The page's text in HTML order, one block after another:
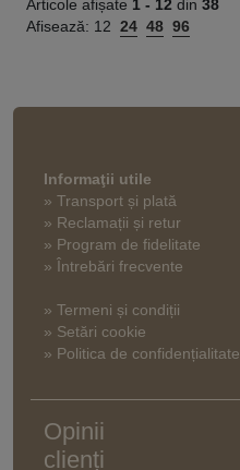
Articole afișate 1 - 12 din 38
Afisează: 12 24 48 96
Informaţii utile
» Transport și plată
» Reclamații și retur
» Program de fidelitate
» Întrebări frecvente
» Termeni și condiții
» Setări cookie
» Politica de confidențialitate
Opinii
clienți